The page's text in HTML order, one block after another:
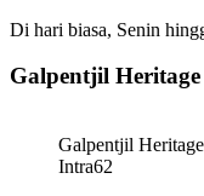
Di hari biasa, Senin
Galpentjil
Galpentjil
Intra62